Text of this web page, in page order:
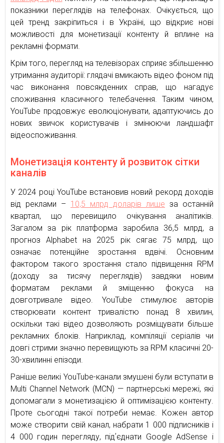
показники переглядів на телефонах. Очікується, що
цей тренд закріпиться і в Україні, що відкриє нові
можливості для монетизації контенту й вплине на
рекламні формати.
Крім того, перегляд на телевізорах сприяє збільшенню
утримання аудиторії: глядачі вмикають відео фоном під
час виконання повсякденних справ, що нагадує
споживання класичного телебачення. Таким чином,
YouTube продовжує еволюціонувати, адаптуючись до
нових звичок користувачів і змінюючи ландшафт
відеоспоживання.
Монетизація контенту й розвиток сітки
каналів
У 2024 році YouTube встановив новий рекорд доходів
від реклами – 10,5 млрд доларів лише за останній
квартал, що перевищило очікування аналітиків.
Загалом за рік платформа заробила 36,5 млрд, а
прогноз Alphabet на 2025 рік сягає 75 млрд, що
означає потенційне зростання вдвічі. Основним
фактором такого зростання стало підвищення RPM
(доходу за тисячу переглядів) завдяки новим
форматам реклами й зміщенню фокуса на
довготривале відео. YouTube стимулює авторів
створювати контент тривалістю понад 8 хвилин,
оскільки такі відео дозволяють розміщувати більше
рекламних блоків. Наприклад, компіляції серіалів чи
довгі стрими значно перевищують за RPM класичні 20-
30-хвилинні епізоди.
Раніше великі YouTube-канали змушені були вступати в
Multi Channel Network (MCN) — партнерські мережі, які
допомагали з монетизацією й оптимізацією контенту.
Проте сьогодні такої потреби немає. Кожен автор
може створити свій канал, набрати 1 000 підписників і
4 000 годин перегляду, підʼєднати Google AdSense і